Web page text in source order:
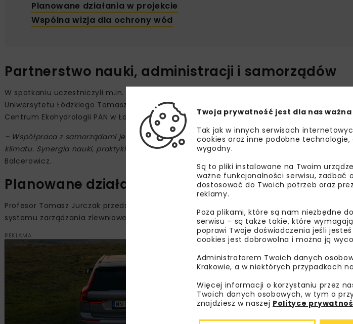
Planowane działania w projekcie
Wspólna wizja dla ochrony wód
Partnerstwo nauki, administracji i samorządów
W spotkaniu uczestniczyli m.in. prezes Wód Polskich Mateusz Balcerowicz,
Uniwersytetu Łódzkiego Tomasz Jurczak z Katedry UNESCO Ekohydrologii i Ekologii
Centrum Ekohydrologii PAN w Łodzi.
– Współpraca z samorządami jest kluczowa, ponieważ wspólnie ponosimy
klimatu. Synergia nauki, praktyki i administracji pozwala osiągać trwałe efekty i rozwijać
Balcerowicz.
Planowane działania w projekcie
Profesor Tomasz Jurczak przedstawił założenia projektowe dla zlewni
systemu zarządzania zlewniowego dla redukcji transportu zanieczyszczeń oraz
REKLAMA
Twoja prywatność jest dla nas ważna
Tak jak w innych serwisach
cookies oraz inne podobne technologie,
wygodny.
Są to pliki instalowane na Twoim
ważne funkcjonalności serwisu, zadbać
dostosować do Twoich potrzeb oraz
reklamy.
Poza plikami, które są nam niezbędne
serwisu – są także takie, które
poprawi Twoje doświadczenia jeśli
cookies jest dobrowolna i można ją
Administratorem Twoich danych
Krakowie, a w niektórych przypadkach
Więcej informacji o korzystaniu przez
Twoich danych osobowych, w tym o
znajdziesz w naszej Polityce